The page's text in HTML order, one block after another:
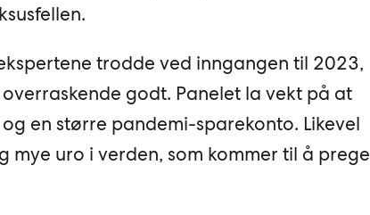
trodde ved inngangen til 2023,
godt. Panelet la vekt på at
en større pandemi-sparekonto. Likevel
uro i verden, som kommer til å prege